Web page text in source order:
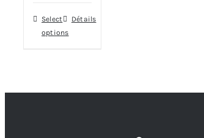
Select
options
Détails